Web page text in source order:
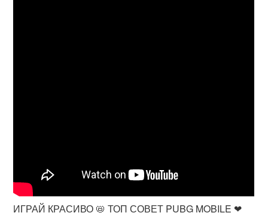
ИГРАЙ КРАСИВО 📛 ТОП СОВЕТ PUBG MOBILE ❤